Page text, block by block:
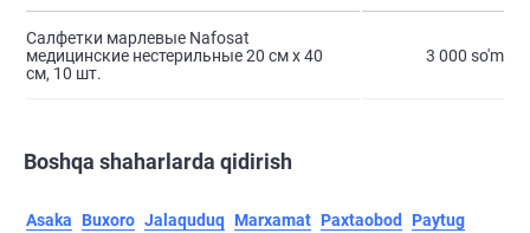
Салфетки марлевые Nafosat
медицинские нестерильные 20 см х 40
см, 10 шт.
3 000 so'm
Boshqa shaharlarda qidirish
Asaka Buxoro Jalaquduq Marxamat Paxtaobod Paytug